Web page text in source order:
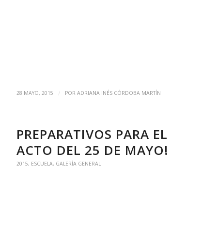
28 MAYO, 2015 / POR ADRIANA INÉS CÓRDOBA MARTÍN
PREPARATIVOS PARA EL
ACTO DEL 25 DE MAYO!
2015, ESCUELA, GALERÍA GENERAL